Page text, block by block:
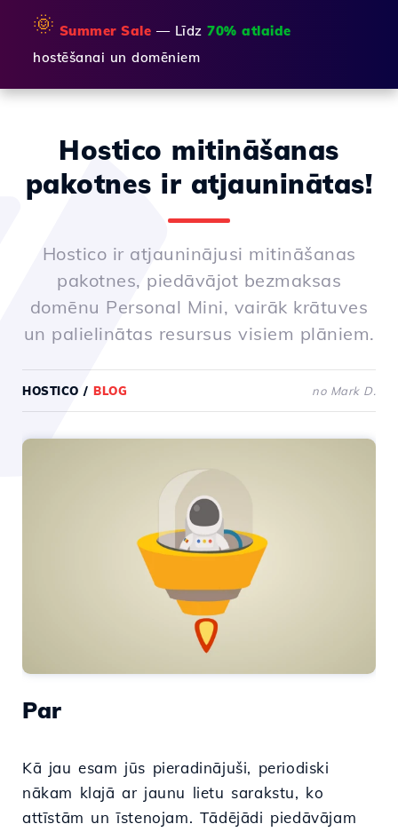
🌞 Summer Sale — Līdz 70% atlaide
hostēšanai un domēniem
Hostico mitināšanas
pakotnes ir atjauninātas!
Hostico ir atjauninājusi mitināšanas
pakotnes, piedāvājot bezmaksas
domēnu Personal Mini, vairāk krātuves
un palielinātas resursus visiem plāniem.
HOSTICO / BLOG no Mark D.
Par
Kā jau esam jūs pieradinājuši, periodiski
nākam klajā ar jaunu lietu sarakstu, ko
attīstām un īstenojam. Tādējādi piedāvājam